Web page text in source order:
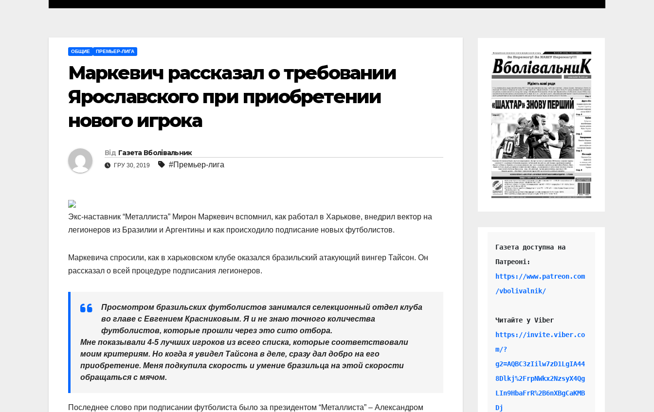
ОБЩИЕ ПРЕМЬЕР-ЛИГА
Маркевич рассказал о требовании
Ярославского при приобретении
нового игрока
Від Газета Вболівальник
ГРУ 30, 2019 #Премьер-лига
Экс-наставник “Металлиста” Мирон Маркевич вспомнил, как работал в Харькове, внедрил вектор на
легионеров из Бразилии и Аргентины и как происходило подписание новых футболистов.
Маркевича спросили, как в харьковском клубе оказался бразильский атакующий вингер Тайсон. Он
рассказал о всей процедуре подписания легионеров.
Просмотром бразильских футболистов занимался селекционный отдел клуба
во главе с Евгением Красниковым. Я и не знаю точного количества
футболистов, которые прошли через это сито отбора.
Мне показывали 4-5 лучших игроков из всего списка, которые соответствовали
моим критериям. Но когда я увидел Тайсона в деле, сразу дал добро на его
приобретение. Меня подкупила скорость и умение бразильца на этой скорости
обращаться с мячом.
Последнее слово при подписании футболиста было за президентом “Металлиста” – Александром
Газета доступна на
https://www.patreon.com
/vbolivalnik/
Читайте у Viber
https://invite.viber.co
m/?
g2=AQBC3zIilw7zD1LgIA44
8Dlkj%2FrpNWkx2NzsyX4Qg
LIn9HbaFrR%2B6nXBgCaKMB
Dj